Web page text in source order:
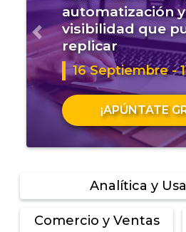
automatización y
visibilidad que
replicar
16 Septiembre -
¡APÚNTATE
Anterior
Analítica y
Comercio y Ventas